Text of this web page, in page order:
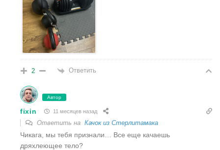
2 Ответить
Автор
fixin 11 месяцев назад
Ответить на Качок из Стерлитамака
Чикага, мы тебя признали… Все еще качаешь
дряхлеющее тело?